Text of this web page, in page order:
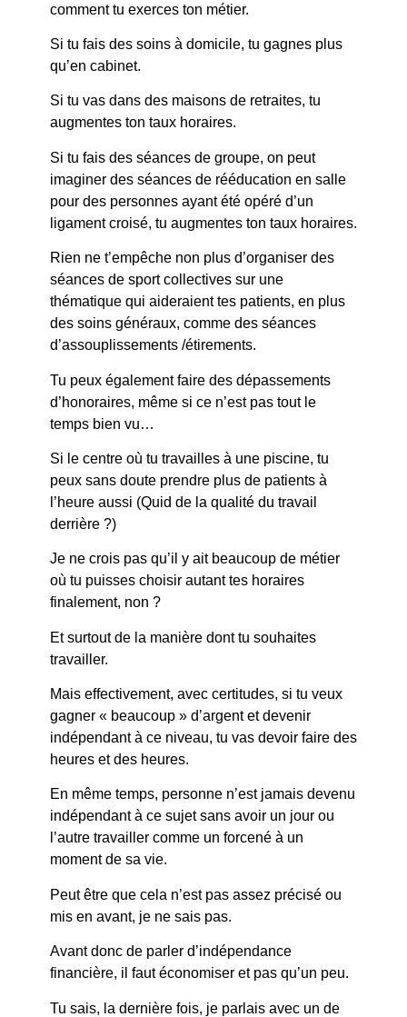
comment tu exerces ton métier.
Si tu fais des soins à domicile, tu gagnes plus
qu’en cabinet.
Si tu vas dans des maisons de retraites, tu
augmentes ton taux horaires.
Si tu fais des séances de groupe, on peut
imaginer des séances de rééducation en salle
pour des personnes ayant été opéré d’un
ligament croisé, tu augmentes ton taux horaires.
Rien ne t’empêche non plus d’organiser des
séances de sport collectives sur une
thématique qui aideraient tes patients, en plus
des soins généraux, comme des séances
d’assouplissements /étirements.
Tu peux également faire des dépassements
d’honoraires, même si ce n’est pas tout le
temps bien vu…
Si le centre où tu travailles à une piscine, tu
peux sans doute prendre plus de patients à
l’heure aussi (Quid de la qualité du travail
derrière ?)
Je ne crois pas qu’il y ait beaucoup de métier
où tu puisses choisir autant tes horaires
finalement, non ?
Et surtout de la manière dont tu souhaites
travailler.
Mais effectivement, avec certitudes, si tu veux
gagner « beaucoup » d’argent et devenir
indépendant à ce niveau, tu vas devoir faire des
heures et des heures.
En même temps, personne n’est jamais devenu
indépendant à ce sujet sans avoir un jour ou
l’autre travailler comme un forcené à un
moment de sa vie.
Peut être que cela n’est pas assez précisé ou
mis en avant, je ne sais pas.
Avant donc de parler d’indépendance
financière, il faut économiser et pas qu’un peu.
Tu sais, la dernière fois, je parlais avec un de